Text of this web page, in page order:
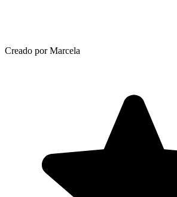
Creado por Marcela